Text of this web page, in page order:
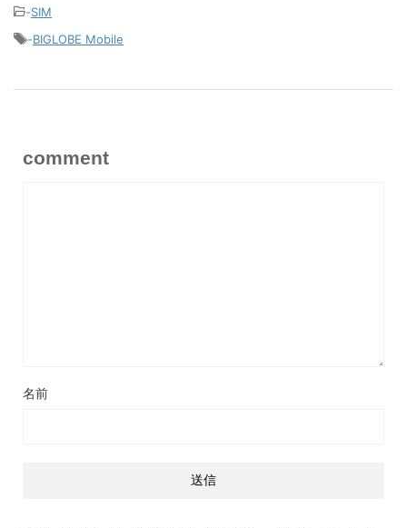
-SIM
-BIGLOBE Mobile
comment
名前